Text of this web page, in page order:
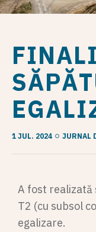
1 JUL. 2024 JURNAL
A fost realizată
T2 (cu subsol
egalizare.